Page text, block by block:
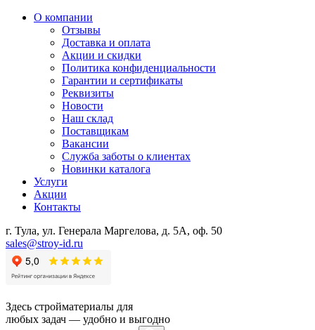
О компании
Отзывы
Доставка и оплата
Акции и скидки
Политика конфиденциальности
Гарантии и сертификаты
Реквизиты
Новости
Наш склад
Поставщикам
Вакансии
Служба заботы о клиентах
Новинки каталога
Услуги
Акции
Контакты
г. Тула, ул. Генерала Маргелова, д. 5А, оф. 50
sales@stroy-id.ru
Здесь стройматериалы для
любых задач — удобно и выгодно